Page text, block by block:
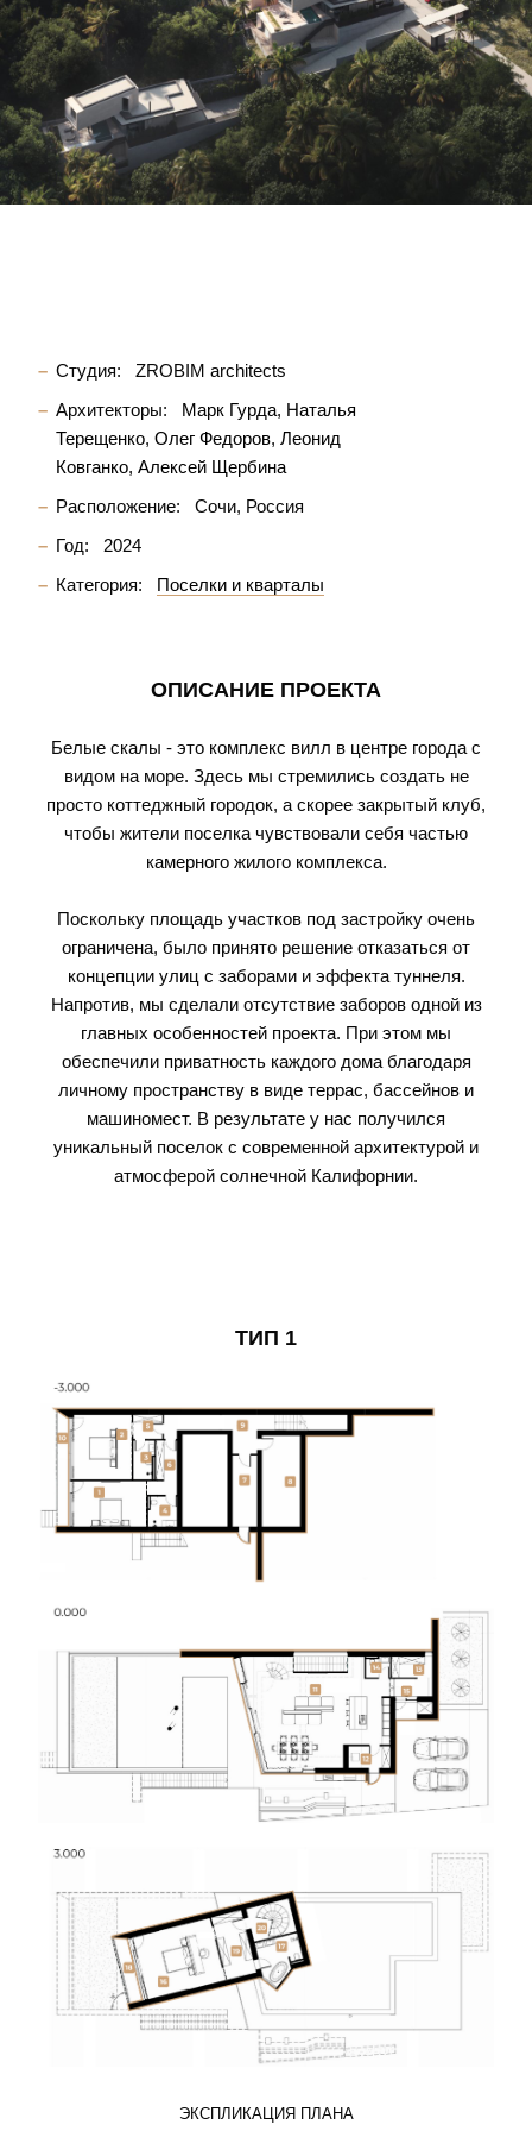
Студия:
ZROBIM architects
Архитекторы:
Марк Гурда Наталья
Терещенко Олег Федоров Леонид
Ковганко Алексей Щербина
Расположение:
Сочи, Россия
Год:
2024
Категория:
Поселки и кварталы
ОПИСАНИЕ ПРОЕКТА
Белые скалы - это комплекс вилл в центре города с
видом на море. Здесь мы стремились создать не
просто коттеджный городок, а скорее закрытый клуб,
чтобы жители поселка чувствовали себя частью
камерного жилого комплекса.
Поскольку площадь участков под застройку очень
ограничена, было принято решение отказаться от
концепции улиц с заборами и эффекта туннеля.
Напротив, мы сделали отсутствие заборов одной из
главных особенностей проекта. При этом мы
обеспечили приватность каждого дома благодаря
личному пространству в виде террас, бассейнов и
машиномест. В результате у нас получился
уникальный поселок с современной архитектурой и
атмосферой солнечной Калифорнии.
ТИП 1
ЭКСПЛИКАЦИЯ ПЛАНА